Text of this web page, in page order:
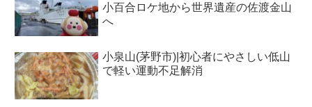
小百合ロケ地から世界遺産の佐渡金山
へ
小泉山(茅野市)|初心者にやさしい低山
で軽い運動不足解消